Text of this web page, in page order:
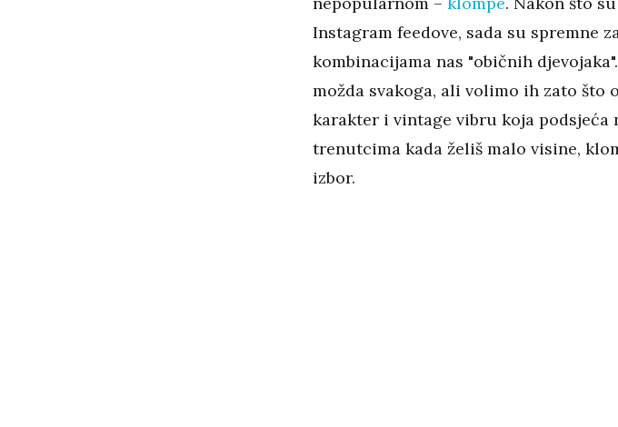
Instagram feedove, sada su spremne
kombinacijama nas "običnih
možda svakoga, ali volimo ih zato što
karakter i vintage vibru koja podsjeća
trenutcima kada želiš malo visine,
izbor.